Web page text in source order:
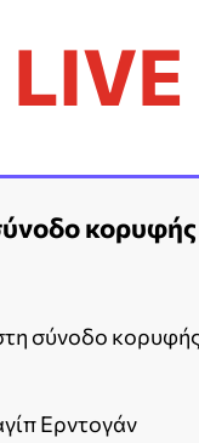
LIVE
σύνοδο
Ερντογάν